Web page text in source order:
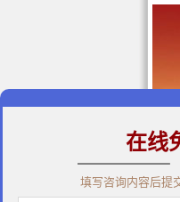
在线
填写咨询内容后提